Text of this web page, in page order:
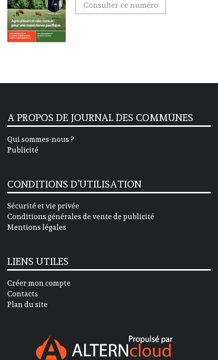
Consulter ce numéro
A PROPOS DE JOURNAL DES COMMUNES
Qui sommes-nous ?
Publicité
CONDITIONS D’UTILISATION
Sécurité et vie privée
Conditions générales de vente de publicité
Mentions légales
LIENS UTILES
Créer mon compte
Contacts
Plan du site